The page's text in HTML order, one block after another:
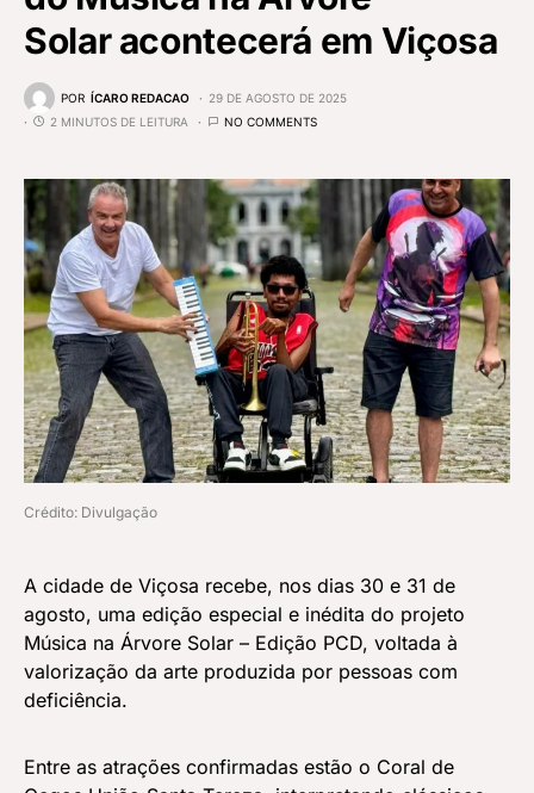
Solar acontecerá em Viçosa
POR ÍCARO REDACAO
29 DE AGOSTO DE 2025
2 MINUTOS DE LEITURA
NO COMMENTS
Crédito: Divulgação
A cidade de Viçosa recebe, nos dias 30 e 31 de
agosto, uma edição especial e inédita do projeto
Música na Árvore Solar – Edição PCD, voltada à
valorização da arte produzida por pessoas com
deficiência.
Entre as atrações confirmadas estão o Coral de